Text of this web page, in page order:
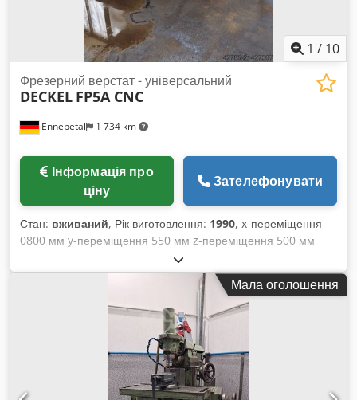
1 / 10
Ennepetal 1 734 km
Фрезерний верстат - універсальний
DECKEL FP5A CNC
ціну
Зателефонувати
Стан: вживаний, Рік виготовлення: 1990, x-переміщення
0800 мм y-переміщення 550 мм z-переміщення 500 мм
Розмір столу 1000 x 630 мм Діапазон подачі 0-10 000 мм/хв
Швидкі переміщення 10 м/хв Csdpoyq Slxofx Abxeha
Кріплення інструменту ISO 40 Діапазон обертів 20-4000 об/
хв Головний привід DC 10 кВт CNC керування Dialog 11
Загальна споживана потужність 15 кВт Вага машини
приблизно 6500 кг Габарити приблизно 3,0x2,5x2,0 м CNC
фрезерний верстат з керуванням Dialog 11, захисною
кабіною від бризок і магазином автоматичної зміни
інструментів на 30 позицій. Станок був капітально
Мала оголошення